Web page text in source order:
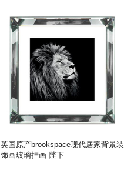
英国原产brookspace现代居家背景装
饰画玻璃挂画 陛下